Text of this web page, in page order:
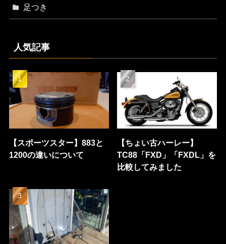
足つき
人気記事
【スポーツスター】883と
1200の違いについて
【ちょい古ハーレー】
TC88「FXD」「FXDL」を
比較してみました